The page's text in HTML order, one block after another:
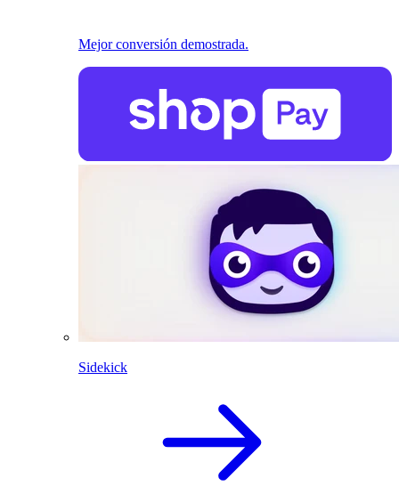
Mejor conversión demostrada.
Sidekick